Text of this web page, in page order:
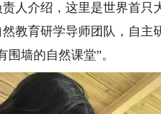
人介绍，这里是世界首只
然教育研学导师团队，自主
围墙的自然课堂”。